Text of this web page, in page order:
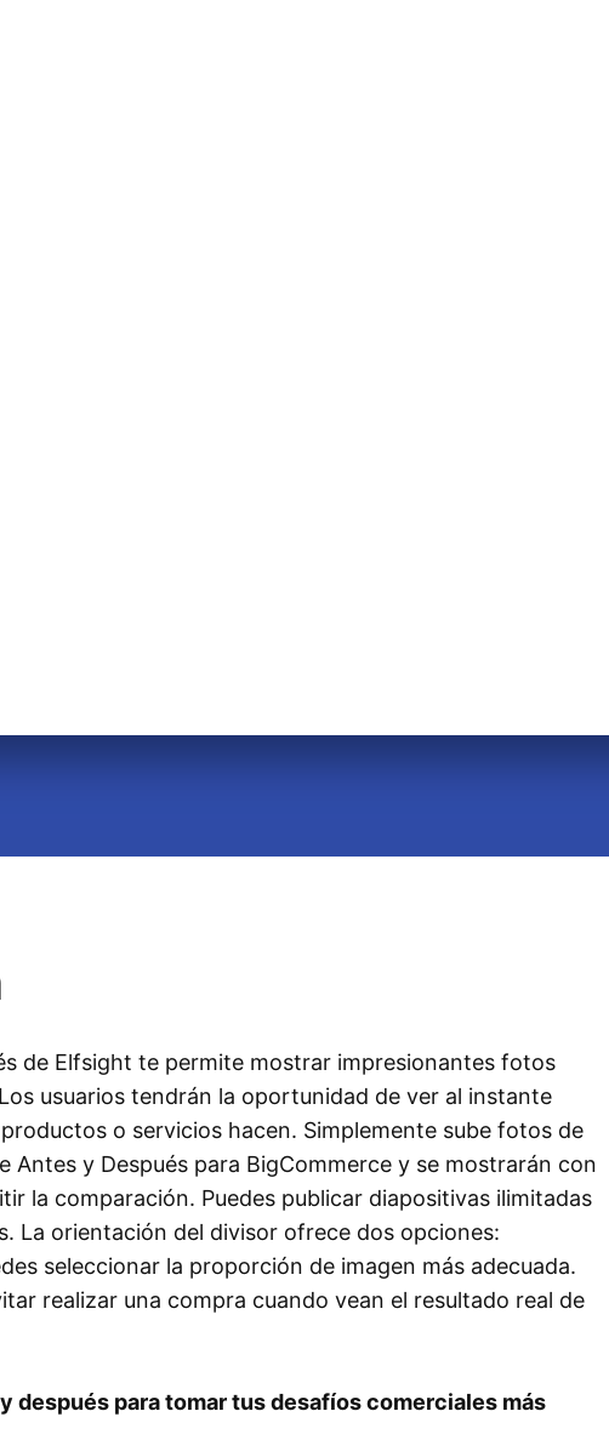
de Elfsight te permite mostrar impresionantes fotos
usuarios tendrán la oportunidad de ver al instante
o servicios hacen. Simplemente sube fotos de
Antes y Después para BigCommerce y se mostrarán con
la comparación. Puedes publicar diapositivas ilimitadas
La orientación del divisor ofrece dos opciones:
seleccionar la proporción de imagen más adecuada.
realizar una compra cuando vean el resultado real de
después para tomar tus desafíos comerciales más